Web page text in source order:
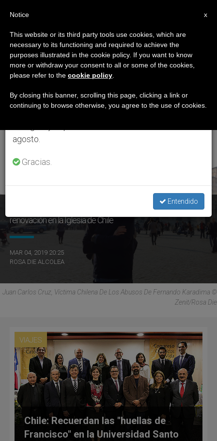
ETIQUETA
Posts Tagged ‘viaje
Del Papa A Chile’
ÚLTIMAS NOTICIAS
Juan Carlos Cruz, figura clave para emprender el camino de
renovación en la Iglesia de Chile
MAR 04, 2019 20:25
ROSA DIE ALCOLEA
Juan Carlos Cruz, Víctima Chilena De Los Abusos De Fernando Karadima ©
Zenit/Rosa Die
VIAJES
Chile: Recuerdan las "huellas de
Francisco" en la Universidad Santo
×
Aviso importante
Del 27 de julio al 7 de agosto haremos la pausa
anual, aprovechando que en el periodo de verano
se generan menos informaciones y también el
agosto.
Gracias.
Entendido
x
Notice
This website or its third party tools use cookies, which are
necessary to its functioning and required to achieve the
purposes illustrated in the cookie policy. If you want to know
more or withdraw your consent to all or some of the cookies,
please refer to the cookie policy
By closing this banner, scrolling this page, clicking a link or
continuing to browse otherwise, you agree to the use of cookies.